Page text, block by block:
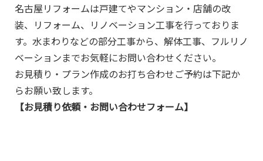
名古屋リフォームは戸建てやマンション・店舗の改
装、リフォーム、リノベーション工事を行っておりま
す。水まわりなどの部分工事から、解体工事、フルリノ
ベーションまでお気軽にお問い合わせください。
お見積り・プラン作成のお打ち合わせご予約は下記か
らお願い致します。
【お見積り依頼・お問い合わせフォーム】